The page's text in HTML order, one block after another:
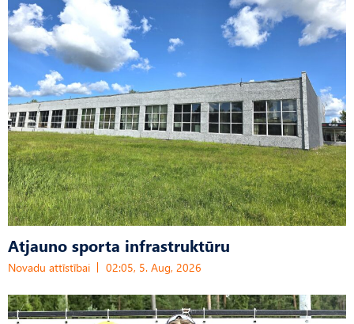
Atjauno sporta infrastruktūru
Novadu attīstībai 02:05, 5. Aug, 2026